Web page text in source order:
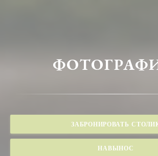
ЗАБРОНИРОВАТЬ
НАВЫНОС